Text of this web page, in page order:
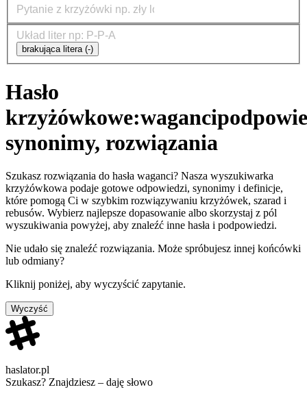
brakująca litera (-)
Hasło
krzyżówkowe:waganci
synonimy, rozwiązania
Szukasz rozwiązania do hasła waganci? Nasza wyszukiwarka
krzyżówkowa podaje gotowe odpowiedzi, synonimy i definicje,
które pomogą Ci w szybkim rozwiązywaniu krzyżówek, szarad i
rebusów. Wybierz najlepsze dopasowanie albo skorzystaj z pól
wyszukiwania powyżej, aby znaleźć inne hasła i podpowiedzi.
Nie udało się znaleźć rozwiązania. Może spróbujesz innej końcówki
lub odmiany?
Kliknij poniżej, aby wyczyścić zapytanie.
Wyczyść
haslator.pl
Szukasz? Znajdziesz – daję słowo